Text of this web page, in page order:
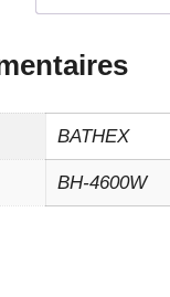
BATHEX
BH-4600W